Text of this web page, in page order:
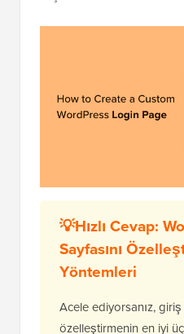
💡Hızlı Cevap:
Sayfasını
Yöntemleri
Acele ediyorsanız, giriş
özelleştirmenin en iyi